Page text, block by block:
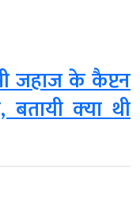
जहाज के कैप्टन
क्‍या थी